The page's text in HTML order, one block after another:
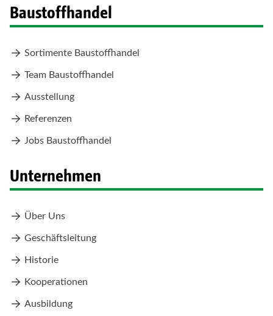
Baustoffhandel
Sortimente Baustoffhandel
Team Baustoffhandel
Ausstellung
Referenzen
Jobs Baustoffhandel
Unternehmen
Über Uns
Geschäftsleitung
Historie
Kooperationen
Ausbildung